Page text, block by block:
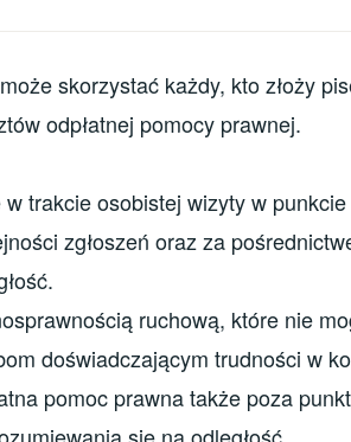
skorzystać każdy, kto złoży
odpłatnej pomocy prawnej.
trakcie osobistej wizyty w punkcie
zgłoszeń oraz za
ruchową, które nie
doświadczającym trudności w
pomoc prawna także poza
się na odległość.